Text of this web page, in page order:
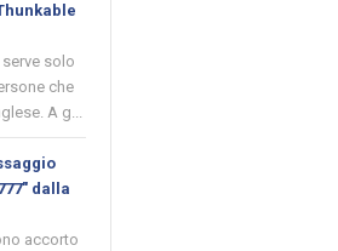
solo
che
A g...
dalla
accorto